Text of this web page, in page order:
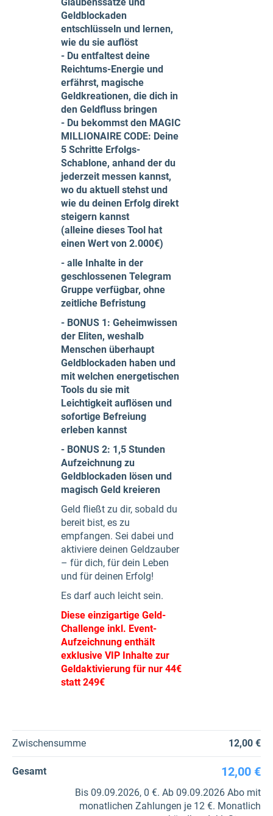
Geldblockaden
entschlüsseln und lernen,
wie du sie auflöst
- Du entfaltest deine
Reichtums-Energie und
erfährst, magische
Geldkreationen, die dich in
den Geldfluss bringen
- Du bekommst den MAGIC
MILLIONAIRE CODE: Deine
5 Schritte Erfolgs-
Schablone, anhand der du
jederzeit messen kannst,
wo du aktuell stehst und
wie du deinen Erfolg direkt
steigern kannst
(alleine dieses Tool hat
einen Wert von 2.000€)
- alle Inhalte in der
geschlossenen Telegram
Gruppe verfügbar, ohne
zeitliche Befristung
- BONUS 1: Geheimwissen
der Eliten, weshalb
Menschen überhaupt
Geldblockaden haben und
mit welchen energetischen
Tools du sie mit
Leichtigkeit auflösen und
sofortige Befreiung
erleben kannst
- BONUS 2: 1,5 Stunden
Aufzeichnung zu
Geldblockaden lösen und
magisch Geld kreieren
Geld fließt zu dir, sobald du
bereit bist, es zu
empfangen. Sei dabei und
aktiviere deinen Geldzauber
– für dich, für dein Leben
und für deinen Erfolg!
Es darf auch leicht sein.
Diese einzigartige Geld-
Challenge inkl. Event-
Aufzeichnung enthält
exklusive VIP Inhalte zur
Geldaktivierung für nur 44€
statt 249€
Zwischensumme 12,00 €
Gesamt 12,00 €
Bis 09.09.2026, 0 €. Ab 09.09.2026 Abo mit
monatlichen Zahlungen je 12 €. Monatlich